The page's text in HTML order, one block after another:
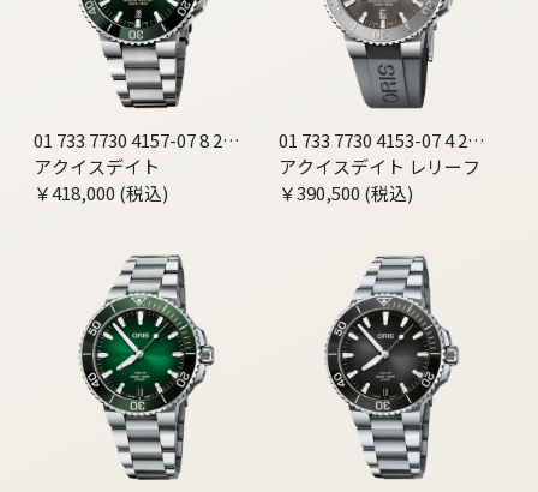
01 733 7730 4157-07 8 24
05PEB
アクイスデイト
￥418,000 (税込)
01 733 7730 4153-07 4 24
63EB
アクイスデイト レリーフ
￥390,500 (税込)